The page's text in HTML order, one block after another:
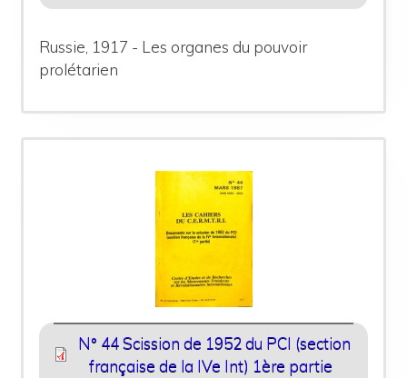
Russie, 1917 - Les organes du pouvoir
prolétarien
N° 44 Scission de 1952 du PCI (section
française de la IVe Int) 1ère partie